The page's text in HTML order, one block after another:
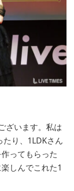
ざいます。私は
り、1LDKさん
ってもらった
しんでこれた1